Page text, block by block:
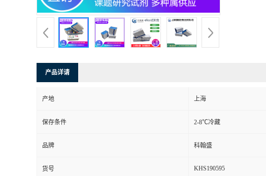
产品详请
产地 上海
保存条件 2-8℃冷藏
品牌 科翰盛
货号 KHS190595